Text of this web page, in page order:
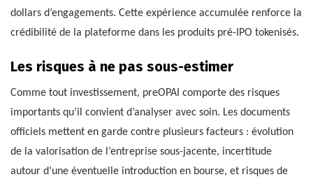
dollars d’engagements. Cette expérience accumulée renforce la
crédibilité de la plateforme dans les produits pré-IPO tokenisés.
Les risques à ne pas sous-estimer
Comme tout investissement, preOPAI comporte des risques
importants qu’il convient d’analyser avec soin. Les documents
officiels mettent en garde contre plusieurs facteurs : évolution
de la valorisation de l’entreprise sous-jacente, incertitude
autour d’une éventuelle introduction en bourse, et risques de